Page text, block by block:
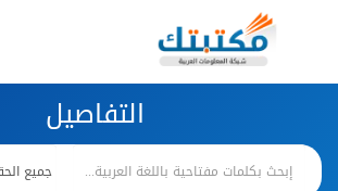
التفاصيل